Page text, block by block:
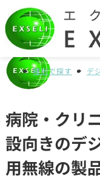
種別で探す デ
病院・クリ
設向きのデ
用無線の製